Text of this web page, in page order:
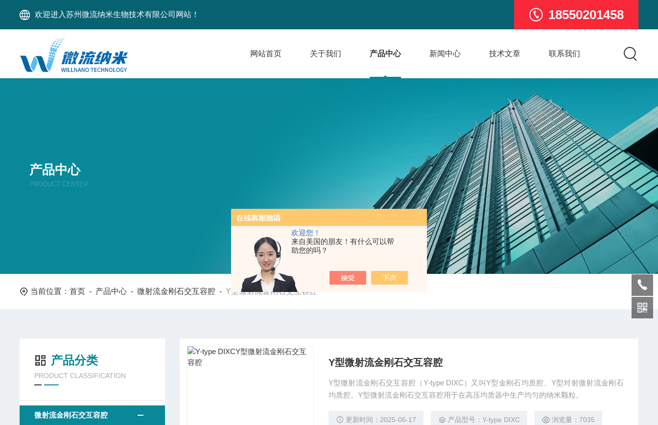
欢迎您！
来自美国的朋友！有什么可以帮
助您的吗？
欢迎进入苏州微流纳米生物技术有限公司网站！ 18550201458
网站首页 关于我们 产品中心 新闻中心 技术文章 联系我们
产品中心
PRODUCT CENTER
当前位置：首页 - 产品中心 -微射流金刚石交互容腔 -Y型微射流金刚石交互容腔
产品分类
PRODUCT CLASSIFICATION
微射流金刚石交互容腔
Y型微射流金刚石交互容腔
Y型微射流金刚石交互容腔（Y-type DIXC）又叫Y型金刚石均质腔、Y型对射微射流金刚石
均质腔。Y型微射流金刚石交互容腔用于在高压均质器中生产均匀的纳米颗粒。
更新时间：2025-06-17 产品型号：Y-type DIXC 浏览量：7035